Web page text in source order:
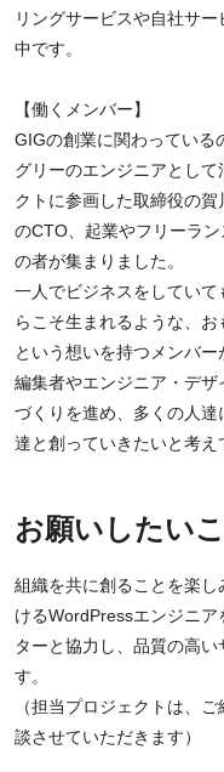
リングサービスや自社サ
中です。
【働くメンバー】
GIGの創業に関わっている
グリーのエンジニアとし
クトに参画した取締役の
のCTO、起業やフリーラ
の者が集まりました。
一人でビジネスをしてい
らこそ生まれるような、
という想いを持つメンバー
編集者やエンジニア・デ
づくりを進め、多くの人
達と創っていきたいと考え
お願いしたい
組織を共に創ることを楽
けるWordPressエンジニ
ターと協力し、品質の高
す。
（担当プロジェクトは、
談させていただきます）